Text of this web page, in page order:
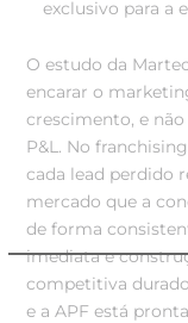
exclusivo para a
O estudo da
encarar o
crescimento, e
P&L. No
cada lead perdido
mercado que a
de forma
imediata e
competitiva
e a APF está